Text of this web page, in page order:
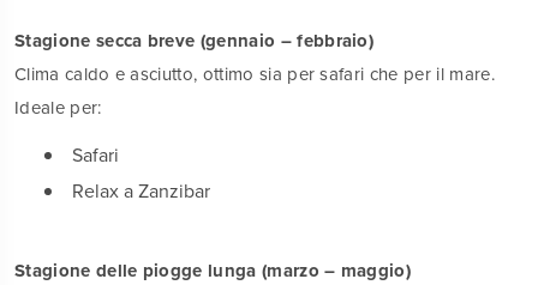
Stagione secca breve (gennaio – febbraio)
Clima caldo e asciutto, ottimo sia per safari che per il mare.
Ideale per:
Safari
Relax a Zanzibar
Stagione delle piogge lunga (marzo – maggio)